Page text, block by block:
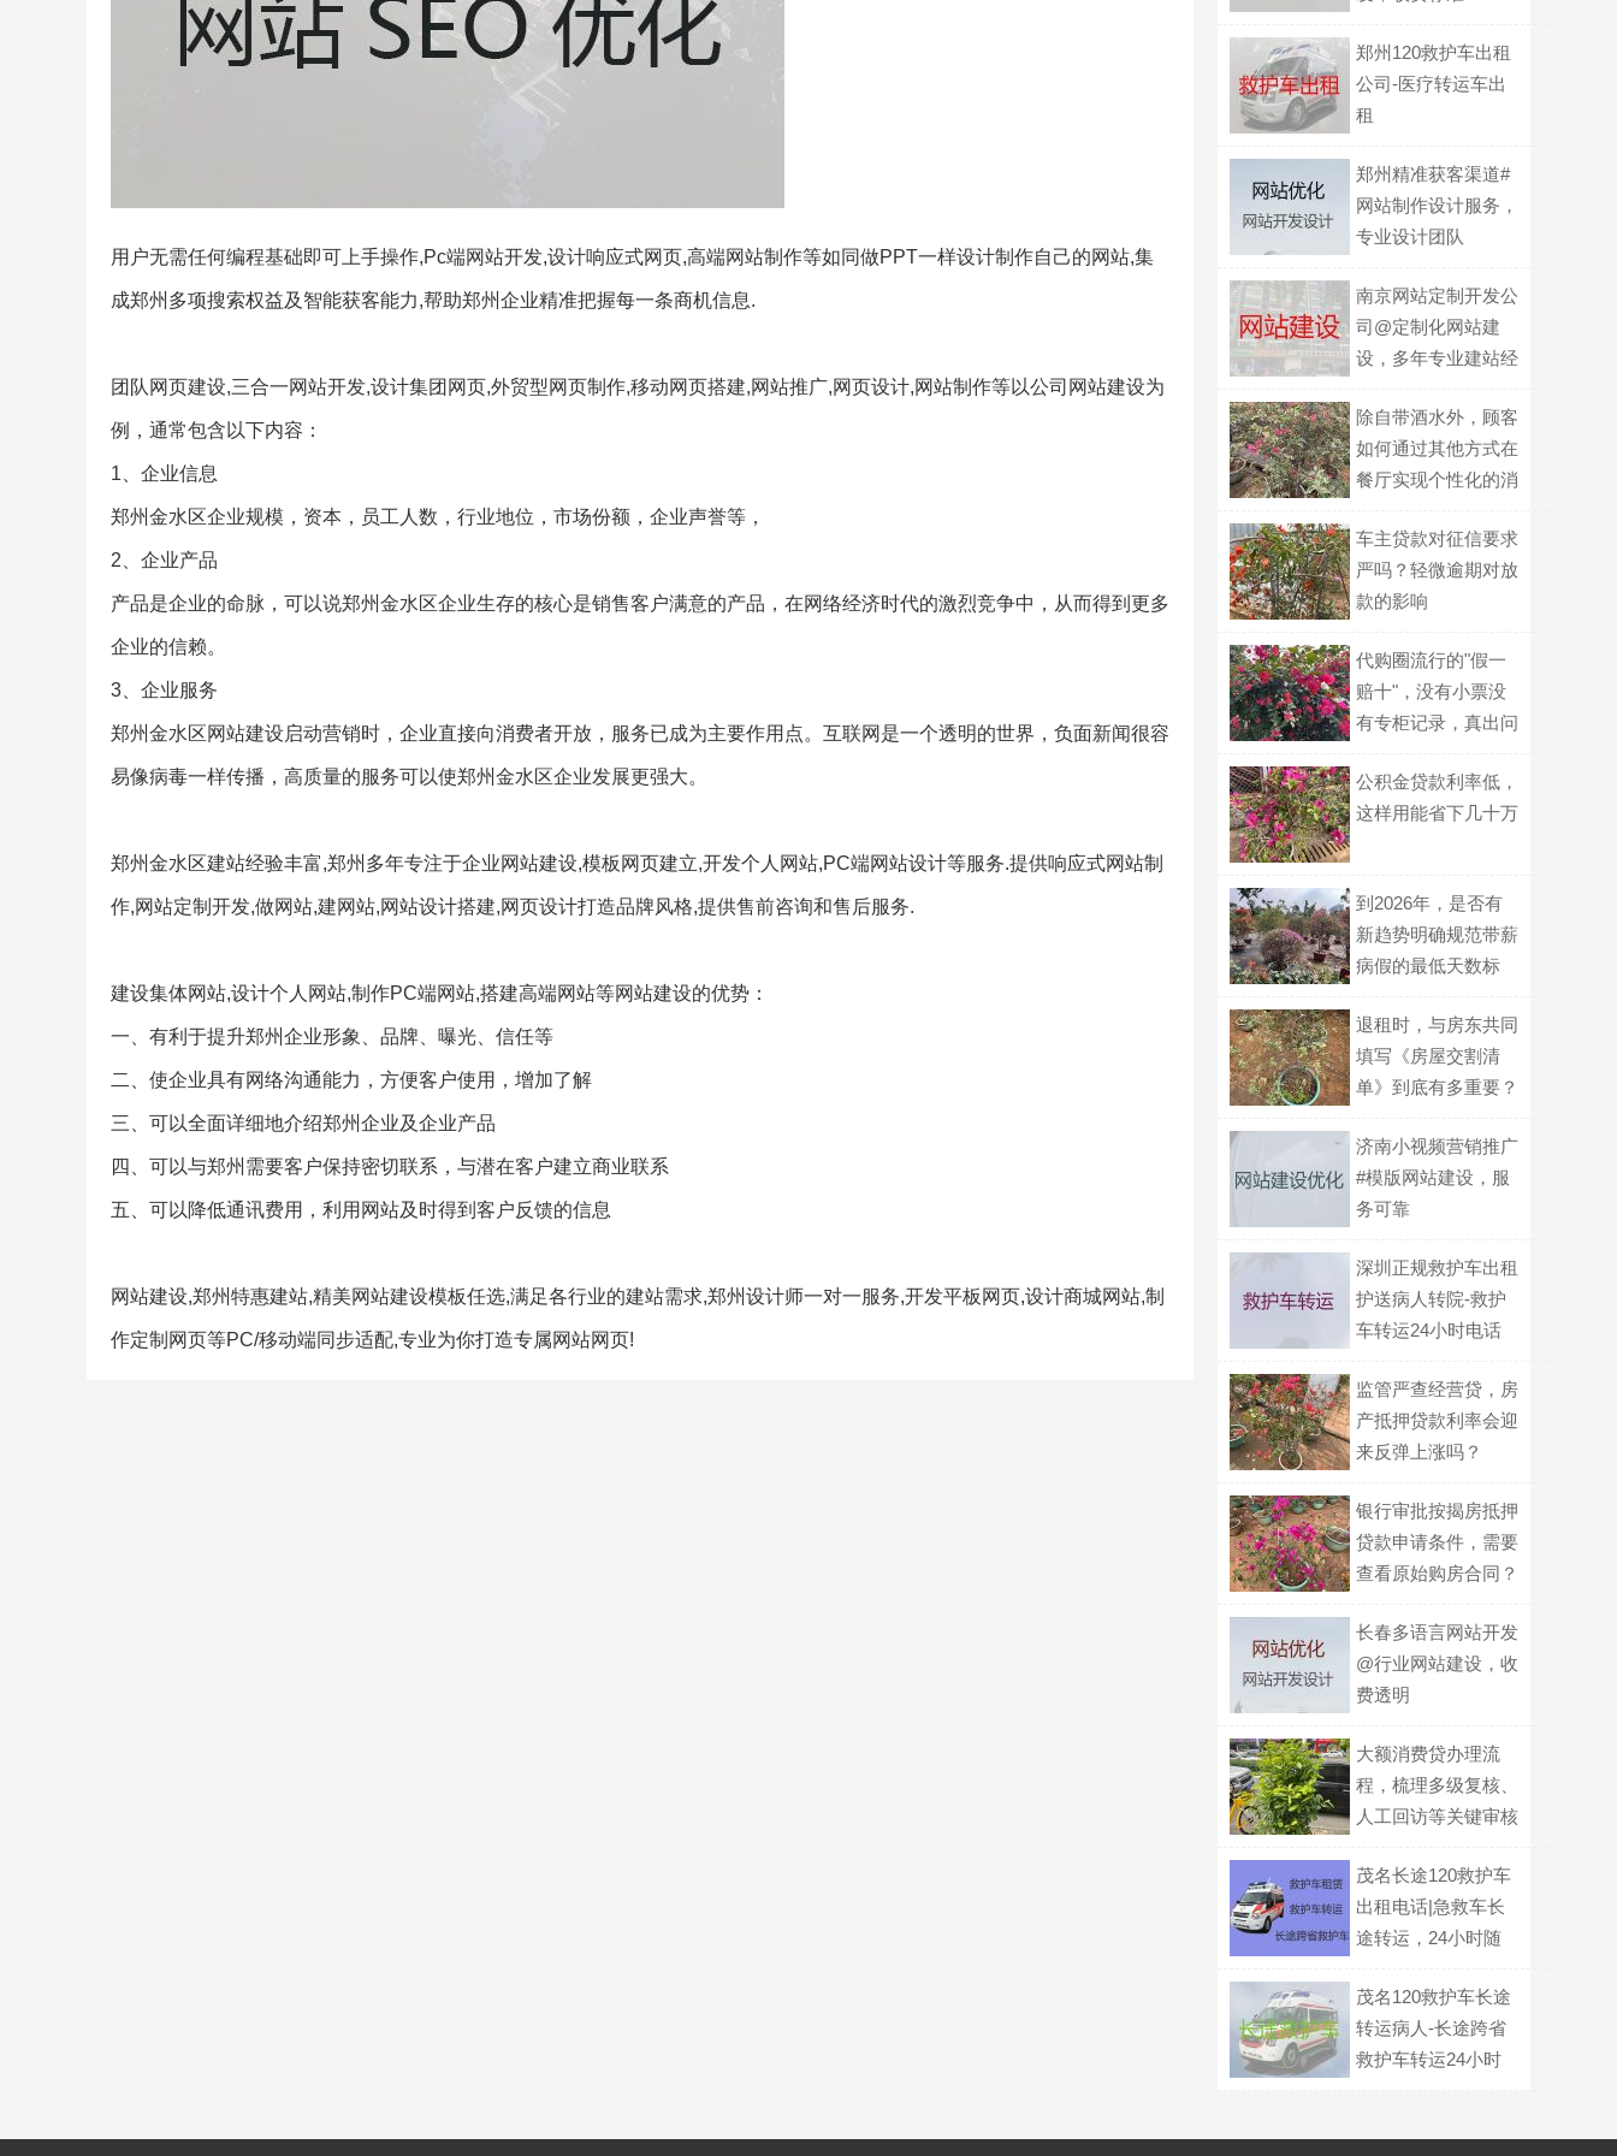
用户无需任何编程基础即可上手操作,Pc端网站开发,设计响应式网页,高端网站制作等如同做PPT一样设计制作自己的网站,集
成郑州多项搜索权益及智能获客能力,帮助郑州企业精准把握每一条商机信息.
团队网页建设,三合一网站开发,设计集团网页,外贸型网页制作,移动网页搭建,网站推广,网页设计,网站制作等以公司网站建设为
例，通常包含以下内容：
1、企业信息
郑州金水区企业规模，资本，员工人数，行业地位，市场份额，企业声誉等，
2、企业产品
产品是企业的命脉，可以说郑州金水区企业生存的核心是销售客户满意的产品，在网络经济时代的激烈竞争中，从而得到更多
企业的信赖。
3、企业服务
郑州金水区网站建设启动营销时，企业直接向消费者开放，服务已成为主要作用点。互联网是一个透明的世界，负面新闻很容
易像病毒一样传播，高质量的服务可以使郑州金水区企业发展更强大。
郑州金水区建站经验丰富,郑州多年专注于企业网站建设,模板网页建立,开发个人网站,PC端网站设计等服务.提供响应式网站制
作,网站定制开发,做网站,建网站,网站设计搭建,网页设计打造品牌风格,提供售前咨询和售后服务.
建设集体网站,设计个人网站,制作PC端网站,搭建高端网站等网站建设的优势：
一、有利于提升郑州企业形象、品牌、曝光、信任等
二、使企业具有网络沟通能力，方便客户使用，增加了解
三、可以全面详细地介绍郑州企业及企业产品
四、可以与郑州需要客户保持密切联系，与潜在客户建立商业联系
五、可以降低通讯费用，利用网站及时得到客户反馈的信息
网站建设,郑州特惠建站,精美网站建设模板任选,满足各行业的建站需求,郑州设计师一对一服务,开发平板网页,设计商城网站,制
作定制网页等PC/移动端同步适配,专业为你打造专属网站网页!
郑州120救护车出租
公司-医疗转运车出
租
郑州精准获客渠道#
网站制作设计服务，
专业设计团队
南京网站定制开发公
司@定制化网站建
设，多年专业建站经
除自带酒水外，顾客
如何通过其他方式在
餐厅实现个性化的消
车主贷款对征信要求
严吗？轻微逾期对放
款的影响
代购圈流行的"假一
赔十"，没有小票没
有专柜记录，真出问
公积金贷款利率低，
这样用能省下几十万
到2026年，是否有
新趋势明确规范带薪
病假的最低天数标
退租时，与房东共同
填写《房屋交割清
单》到底有多重要？
济南小视频营销推广
#模版网站建设，服
务可靠
深圳正规救护车出租
护送病人转院-救护
车转运24小时电话
监管严查经营贷，房
产抵押贷款利率会迎
来反弹上涨吗？
银行审批按揭房抵押
贷款申请条件，需要
查看原始购房合同？
长春多语言网站开发
@行业网站建设，收
费透明
大额消费贷办理流
程，梳理多级复核、
人工回访等关键审核
茂名长途120救护车
出租电话|急救车长
途转运，24小时随
茂名120救护车长途
转运病人-长途跨省
救护车转运24小时